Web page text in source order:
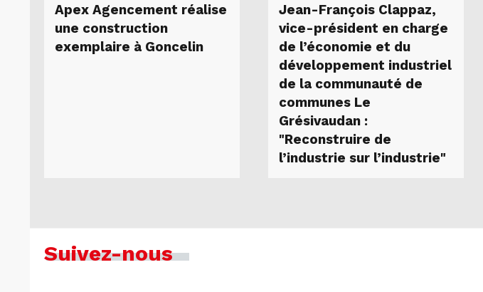
Apex Agencement réalise
une construction
exemplaire à Goncelin
Jean-François Clappaz,
vice-président en charge
de l’économie et du
développement industriel
de la communauté de
communes Le
Grésivaudan :
"Reconstruire de
l’industrie sur l’industrie"
Suivez-nous